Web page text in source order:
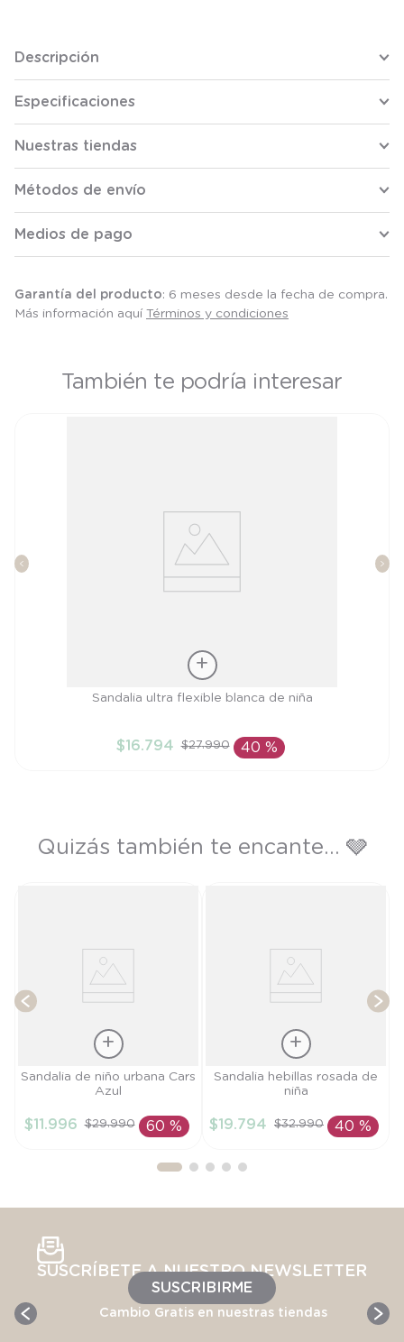
Descripción
Especificaciones
Nuestras tiendas
Métodos de envío
Medios de pago
Garantía del producto: 6 meses desde la fecha de compra.
Más información aquí Términos y condiciones
También te podría interesar
AÑADIR AL CARRITO
Sandalia ultra flexible blanca de niña
$16.794 $27.990 40 %
Quizás también te encante... 🩶
Talla
AÑADIR AL
Sandalia de niño urbana Cars
Azul
$11 .996 $29.990 60 %
Talla
AÑADIR AL
Sandalia hebillas rosada de
niña
$19.794 $32.990 40 %
SUSCRÍBETE A NUESTRO NEWSLETTER
SUSCRIBIRME
Cambio Gratis en nuestras tiendas